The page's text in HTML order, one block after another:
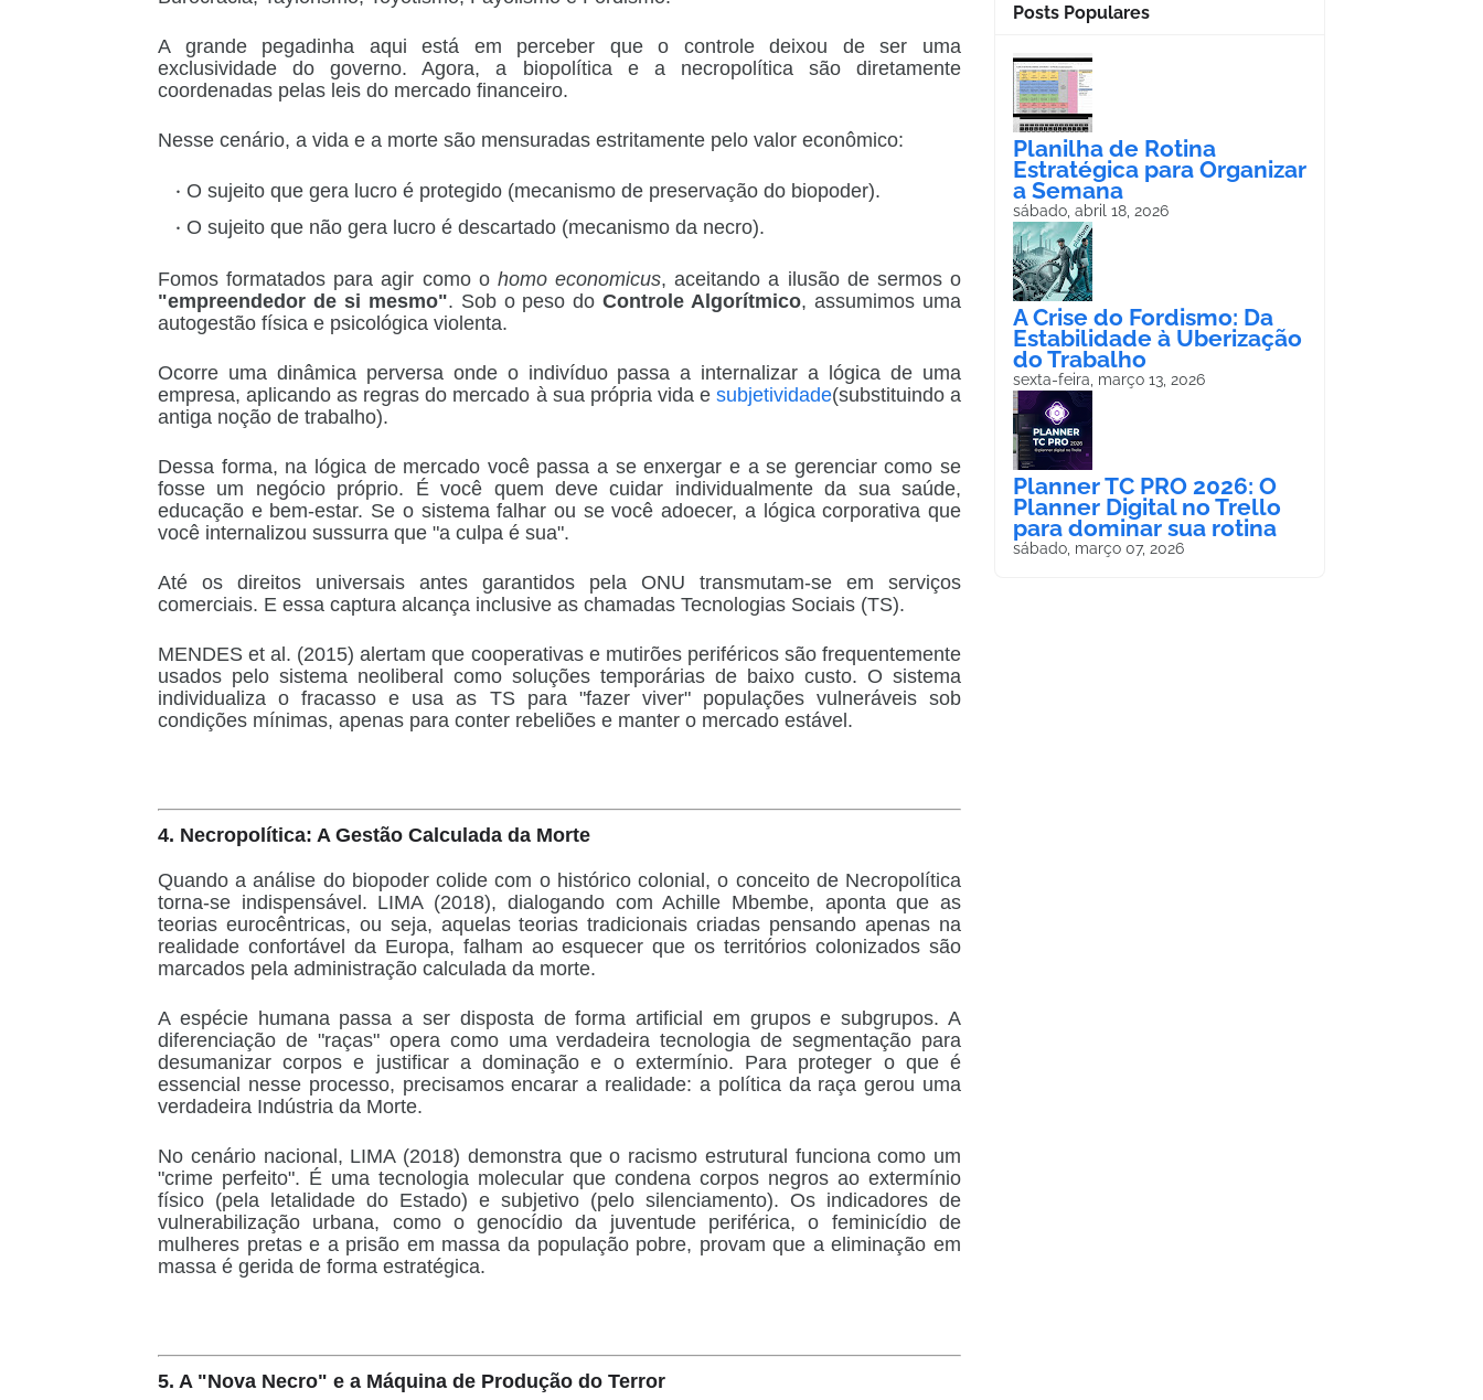
A grande pegadinha aqui está em perceber que o controle deixou de ser uma
exclusividade do governo. Agora, a biopolítica e a necropolítica são diretamente
coordenadas pelas leis do mercado financeiro.
Nesse cenário, a vida e a morte são mensuradas estritamente pelo valor econômico:
O sujeito que gera lucro é protegido (mecanismo de preservação do biopoder).
O sujeito que não gera lucro é descartado (mecanismo da necro).
Fomos formatados para agir como o homo economicus, aceitando a ilusão de sermos o
"empreendedor de si mesmo". Sob o peso doControle Algorítmico, assumimos uma
autogestão física e psicológica violenta.
Ocorre uma dinâmica perversa onde o indivíduo passa a internalizar a lógica de uma
empresa, aplicando as regras do mercado à sua própria vida e subjetividade(substituindo a
antiga noção de trabalho).
Dessa forma, na lógica de mercado você passa a se enxergar e a se gerenciar como se
fosse um negócio próprio. É você quem deve cuidar individualmente da sua saúde,
educação e bem-estar. Se o sistema falhar ou se você adoecer, a lógica corporativa que
você internalizou sussurra que "a culpa é sua".
Até os direitos universais antes garantidos pela ONU transmutam-se em serviços
comerciais. E essa captura alcança inclusive as chamadas Tecnologias Sociais (TS).
MENDES et al. (2015) alertam que cooperativas e mutirões periféricos são frequentemente
usados pelo sistema neoliberal como soluções temporárias de baixo custo. O sistema
individualiza o fracasso e usa as TS para "fazer viver" populações vulneráveis sob
condições mínimas, apenas para conter rebeliões e manter o mercado estável.
4. Necropolítica: A Gestão Calculada da Morte
Quando a análise do biopoder colide com o histórico colonial, o conceito de Necropolítica
torna-se indispensável. LIMA (2018), dialogando com Achille Mbembe, aponta que as
teorias eurocêntricas, ou seja, aquelas teorias tradicionais criadas pensando apenas na
realidade confortável da Europa, falham ao esquecer que os territórios colonizados são
marcados pela administração calculada da morte.
A espécie humana passa a ser disposta de forma artificial em grupos e subgrupos. A
diferenciação de "raças"opera como uma verdadeira tecnologia de segmentação para
desumanizar corpos e justificar a dominação e o extermínio. Para proteger o que é
essencial nesse processo, precisamos encarar a realidade: a política da raça gerou uma
verdadeira Indústria da Morte.
No cenário nacional, LIMA (2018) demonstra que o racismo estrutural funciona como um
"crime perfeito". É uma tecnologia molecular que condena corpos negros ao extermínio
físico (pela letalidade do Estado) e subjetivo (pelo silenciamento). Os indicadores de
vulnerabilização urbana, como o genocídio da juventude periférica, o feminicídio de
mulheres pretas e a prisão em massa da população pobre, provam que a eliminação em
massa é gerida de forma estratégica.
5. A "Nova Necro" e a Máquina de Produção do Terror
Posts Populares
Planilha de Rotina
Estratégica para Organizar
a Semana
sábado, abril 18, 2026
A Crise do Fordismo: Da
Estabilidade à Uberização
do Trabalho
sexta-feira, março 13, 2026
Planner TC PRO 2026: O
Planner Digital no Trello
para dominar sua rotina
sábado, março 07, 2026